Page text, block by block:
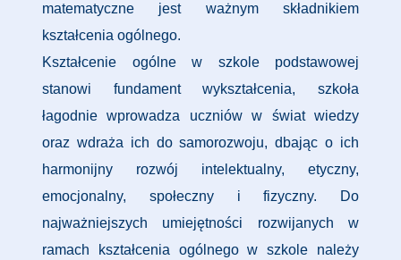
matematyczne jest ważnym składnikiem
kształcenia ogólnego.
Kształcenie ogólne w szkole podstawowej
stanowi fundament wykształcenia, szkoła
łagodnie wprowadza uczniów w świat wiedzy
oraz wdraża ich do samorozwoju, dbając o ich
harmonijny rozwój intelektualny, etyczny,
emocjonalny, społeczny i fizyczny. Do
najważniejszych umiejętności rozwijanych w
ramach kształcenia ogólnego w szkole należy